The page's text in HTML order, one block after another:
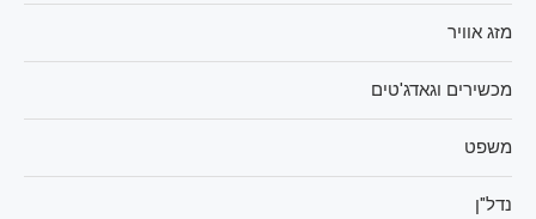
מזג אוויר
מכשירים וגאדג'טים
משפט
נדל"ן